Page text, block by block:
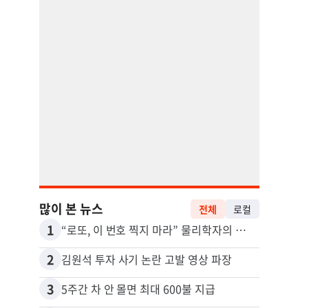
많이 본 뉴스 전체 로컬
1 “로또, 이 번호 찍지 마라” 물리학자의 당첨금 높이는 비밀
2 김원석 투자 사기 논란 고발 영상 파장
3 5주간 차 안 몰면 최대 600불 지급